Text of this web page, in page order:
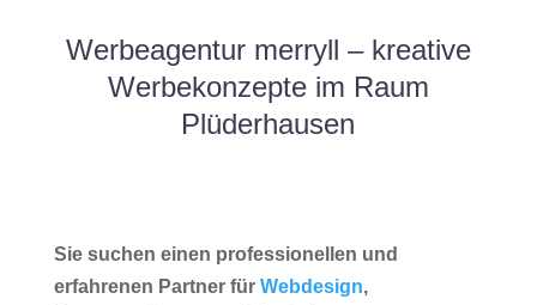
Werbeagentur merryll – kreative
Werbekonzepte im Raum
Plüderhausen
Sie suchen einen professionellen und
erfahrenen Partner für Webdesign,